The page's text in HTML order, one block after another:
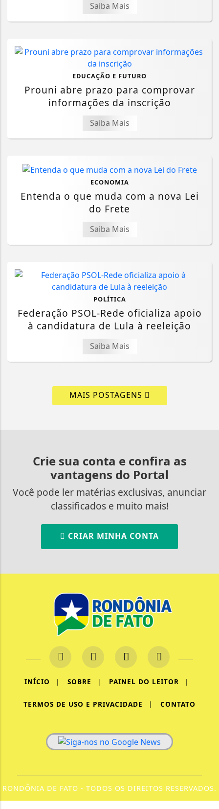
Saiba Mais
EDUCAÇÃO E FUTURO
Prouni abre prazo para comprovar
informações da inscrição
Saiba Mais
ECONOMIA
Entenda o que muda com a nova Lei
do Frete
Saiba Mais
POLÍTICA
Federação PSOL-Rede oficializa apoio
à candidatura de Lula à reeleição
Saiba Mais
MAIS POSTAGENS
Crie sua conta e confira as
vantagens do Portal
Você pode ler matérias exclusivas, anunciar
classificados e muito mais!
CRIAR MINHA CONTA
INÍCIO | SOBRE | PAINEL DO LEITOR |
TERMOS DE USO E PRIVACIDADE | CONTATO
RONDÔNIA DE FATO - TODOS OS DIREITOS RESERVADOS.
Termos de Uso e Privacidade